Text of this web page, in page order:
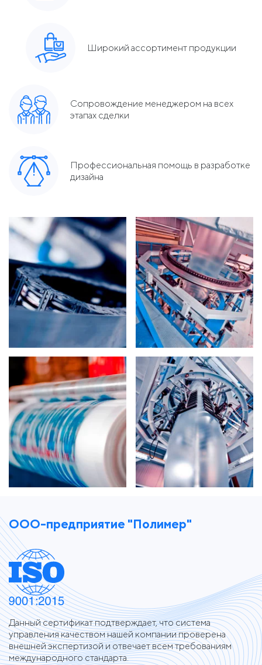
Широкий ассортимент продукции
Сопровождение менеджером на всех
этапах сделки
Профессиональная помощь в разработке
дизайна
ООО-предприятие "Полимер"
Данный сертификат подтверждает, что система
управления качеством нашей компании проверена
внешней экспертизой и отвечает всем требованиям
международного стандарта.